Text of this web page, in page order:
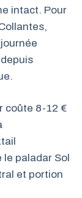
intact. Pour
coûte 8-12 €
paladar Sol
et portion